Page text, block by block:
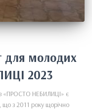
для молодих
2023
«ПРОСТО НЕБИЛИЦІ» є
що з 2011 року щорічно